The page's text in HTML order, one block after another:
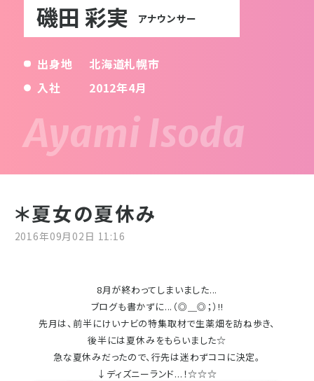
磯田 彩実 アナウンサー
出身地
北海道札幌市
入社
2012年4月
＊夏女の夏休み
2016年09月02日 11:16
8月が終わってしまいました...
ブログも書かずに...（◎＿◎；）!!
先月は、前半にけいナビの特集取材で生薬畑を訪ね歩き、
後半には夏休みをもらいました☆
急な夏休みだったので、行先は迷わずココに決定。
↓ディズニーランド...！☆☆☆